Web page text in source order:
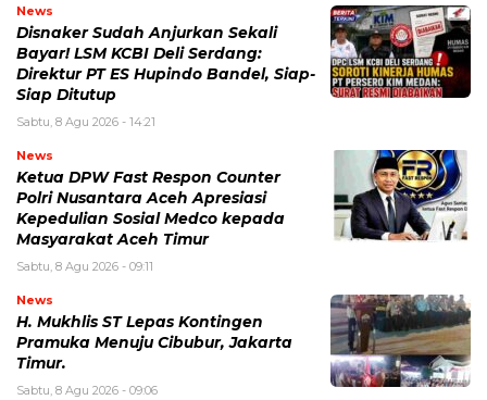
News
Disnaker Sudah Anjurkan Sekali
Bayar! LSM KCBI Deli Serdang:
Direktur PT ES Hupindo Bandel, Siap-
Siap Ditutup
Sabtu, 8 Agu 2026 - 14:21
News
Ketua DPW Fast Respon Counter
Polri Nusantara Aceh Apresiasi
Kepedulian Sosial Medco kepada
Masyarakat Aceh Timur
Sabtu, 8 Agu 2026 - 09:11
News
H. Mukhlis ST Lepas Kontingen
Pramuka Menuju Cibubur, Jakarta
Timur.
Sabtu, 8 Agu 2026 - 09:06